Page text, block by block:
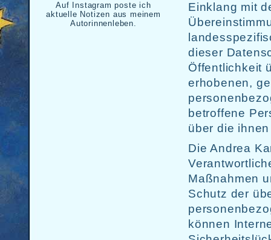
Auf Instagram poste ich
aktuelle Notizen aus meinem
Autorinnenleben.
Einklang mit
dieser
Öffentlichkeit
erhobenen,
betroffene
über die
Die Andrea
Maßnahmen
Schutz der
können